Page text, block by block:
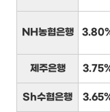
NH농협은행
제주은행
Sh수협은행